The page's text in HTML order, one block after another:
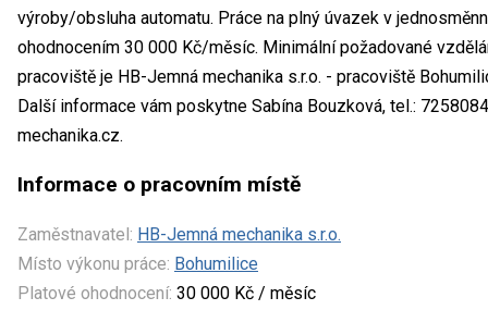
výroby/obsluha automatu. Práce na plný úvazek v
ohodnocením 30 000 Kč/měsíc. Minimální požadované
pracoviště je HB-Jemná mechanika s.r.o. - pracoviště
Další informace vám poskytne Sabína Bouzková, tel.:
mechanika.cz.
Informace o pracovním místě
Zaměstnavatel: HB-Jemná mechanika s.r.o.
Místo výkonu práce: Bohumilice
Platové ohodnocení: 30 000 Kč / měsíc